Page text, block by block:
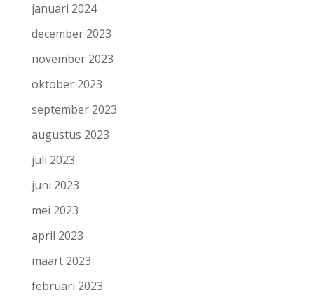
januari 2024
december 2023
november 2023
oktober 2023
september 2023
augustus 2023
juli 2023
juni 2023
mei 2023
april 2023
maart 2023
februari 2023